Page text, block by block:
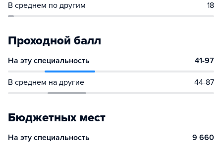
В среднем по другим 18
Проходной балл
На эту специальность 41-97
В среднем на другие 44-87
Бюджетных мест
На эту специальность 9 660